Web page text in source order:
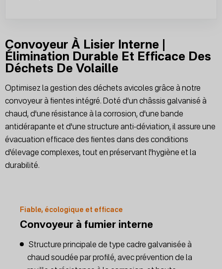
Convoyeur À Lisier Interne |
Élimination Durable Et Efficace Des
Déchets De Volaille
Optimisez la gestion des déchets avicoles grâce à notre
convoyeur à fientes intégré. Doté d'un châssis galvanisé à
chaud, d'une résistance à la corrosion, d'une bande
antidérapante et d'une structure anti-déviation, il assure une
évacuation efficace des fientes dans des conditions
d'élevage complexes, tout en préservant l'hygiène et la
durabilité.
Fiable, écologique et efficace
Convoyeur à fumier interne
Structure principale de type cadre galvanisée à
chaud soudée par profilé, avec prévention de la